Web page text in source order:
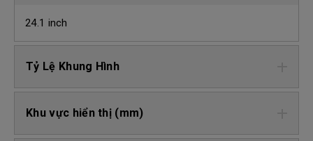
24.1 inch
Tỷ Lệ Khung Hình
Khu vực hiển thị (mm)